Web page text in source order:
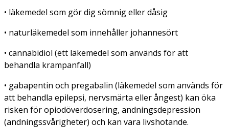
• läkemedel som gör dig sömnig eller dåsig
• naturläkemedel som innehåller johannesört
• cannabidiol (ett läkemedel som används för att
behandla krampanfall)
• gabapentin och pregabalin (läkemedel som används för
att behandla epilepsi, nervsmärta eller ångest) kan öka
risken för opiodöverdosering, andningsdepression
(andningssvårigheter) och kan vara livshotande.